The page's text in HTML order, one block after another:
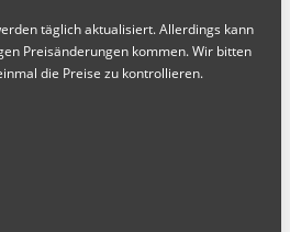
täglich aktualisiert. Allerdings kann
Preisänderungen kommen. Wir bitten
die Preise zu kontrollieren.